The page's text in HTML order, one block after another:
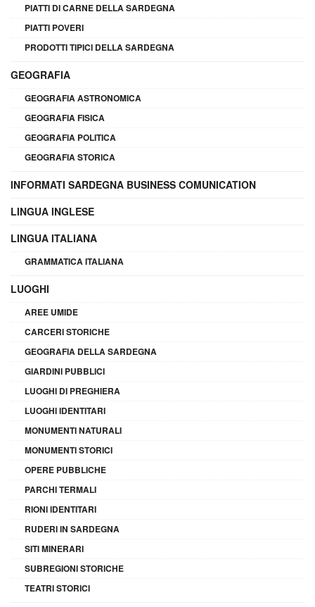
PIATTI DI CARNE DELLA SARDEGNA
PIATTI POVERI
PRODOTTI TIPICI DELLA SARDEGNA
GEOGRAFIA
GEOGRAFIA ASTRONOMICA
GEOGRAFIA FISICA
GEOGRAFIA POLITICA
GEOGRAFIA STORICA
INFORMATI SARDEGNA BUSINESS COMUNICATION
LINGUA INGLESE
LINGUA ITALIANA
GRAMMATICA ITALIANA
LUOGHI
AREE UMIDE
CARCERI STORICHE
GEOGRAFIA DELLA SARDEGNA
GIARDINI PUBBLICI
LUOGHI DI PREGHIERA
LUOGHI IDENTITARI
MONUMENTI NATURALI
MONUMENTI STORICI
OPERE PUBBLICHE
PARCHI TERMALI
RIONI IDENTITARI
RUDERI IN SARDEGNA
SITI MINERARI
SUBREGIONI STORICHE
TEATRI STORICI